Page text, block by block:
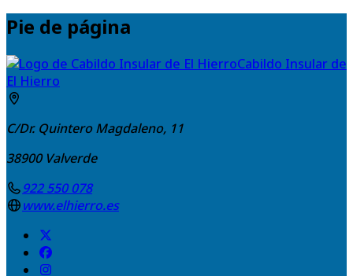
Pie de página
Cabildo Insular de
El Hierro
C/Dr. Quintero Magdaleno, 11
38900 Valverde
922 550 078
www.elhierro.es